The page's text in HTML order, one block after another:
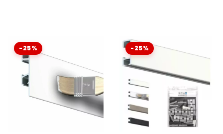
-25% -25%